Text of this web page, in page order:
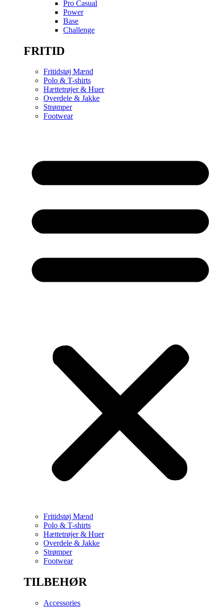
Pro Casual
Power
Base
Challenge
FRITID
Fritidstøj Mænd
Polo & T-shirts
Hættetrøjer & Huer
Overdele & Jakke
Strømper
Footwear
Fritidstøj Mænd
Polo & T-shirts
Hættetrøjer & Huer
Overdele & Jakke
Strømper
Footwear
TILBEHØR
Accessories